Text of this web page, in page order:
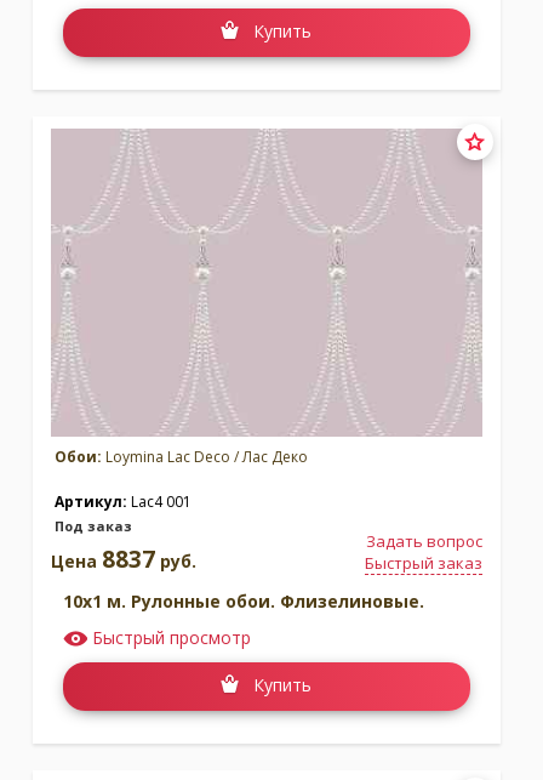
Купить
Обои: Loymina Lac Deco / Лас Деко
Артикул: Lac4 001
Под заказ
Задать вопрос
Быстрый заказ
Цена 8837 руб.
10x1 м. Рулонные обои. Флизелиновые.
Быстрый просмотр
Купить